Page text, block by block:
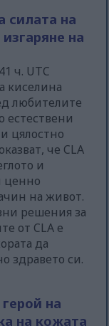
силата на
на
ч. UTC
киселина
любителите
естествени
цялостно
че CLA
и
ценно
на живот.
решения за
от CLA е
да
здравето си.
на
на кожата